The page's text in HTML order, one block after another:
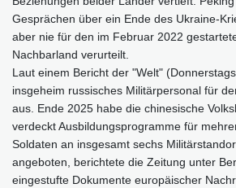
Gesprächen über ein Ende des Ukraine-
aber nie für den im Februar 2022
Nachbarland verurteilt.
Laut einem Bericht der "Welt"
insgeheim russisches Militärpersonal für
aus. Ende 2025 habe die chinesische
verdeckt Ausbildungsprogramme für
Soldaten an insgesamt sechs
angeboten, berichtete die Zeitung unter
eingestufte Dokumente europäischer